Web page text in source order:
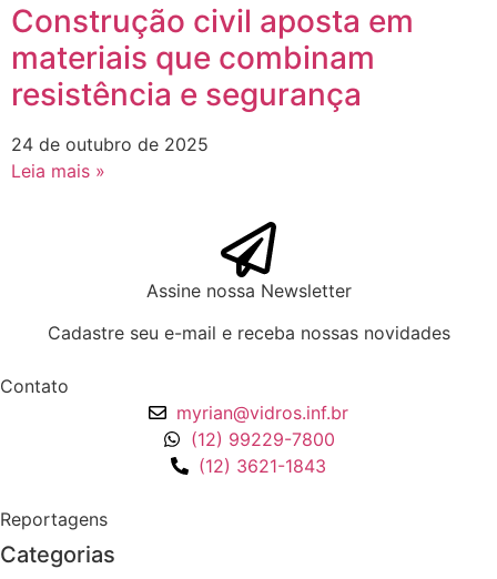
Construção civil aposta em
materiais que combinam
resistência e segurança
24 de outubro de 2025
Leia mais »
Assine nossa Newsletter
Cadastre seu e-mail e receba nossas novidades
Contato
myrian@vidros.inf.br
(12) 99229-7800
(12) 3621-1843
Reportagens
Categorias